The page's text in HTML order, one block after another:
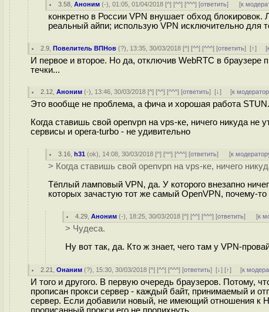
3.58 ,Аноним (-), 01:05, 01/04/2018 [^] [^^] [^^^] [ответить] [к
конкретно в России VPN внушает обход
реальный айпи; использую VPN исключительно для
2.9 ,Повелитель ВПНов (?), 13:35, 30/03/2018 [^] [^^] [^^^] [ответить][↑] [
И первое и второе. Но да, отключив WebRTC в
течки...
2.12 ,Аноним (-), 13:46, 30/03/2018 [^] [^^] [^^^] [ответить][↓] [к
Это вообще не проблема, а фича и хорошая работа STUN.
Когда ставишь свой openvpn на vps-ке, ничего никуда не
сервисы и opera-turbo - не удивительно
3.16 ,h31 (ok), 14:08, 30/03/2018 [^] [^^] [^^^] [ответить] [к
> Когда ставишь свой openvpn на vps-ке, ничего
Тёплый ламповый VPN, да. У которого внезапно
которых зачастую тот же самый OpenVPN, почему-то
4.29 ,Аноним (-), 18:25, 30/03/2018 [^] [^^] [^^^] [ответить] [к
> Чудеса.
Ну вот так, да. Кто ж знает, чего там у VPN-
2.21 ,Онаним (?), 15:30, 30/03/2018 [^] [^^] [^^^] [ответить][↓] [↑] [к
И того и другого. В первую очередь браузеров. Потому,
прописан прокси сервер - каждый байт, принимаемый и
сервер. Если добавили новый, не имеющий отношения к